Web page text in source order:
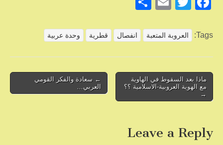
c
o
o
tt
ail
ar
Tags: العروبة المتعبة انفصال قطرية وحدة عربية
Post
navigation
← سعادة والفكر القومي
العربي…
ماذا بعد السقوط في الهاوية
مع الهوية العروبية-الاسلامية ؟؟
→
Leave a Reply